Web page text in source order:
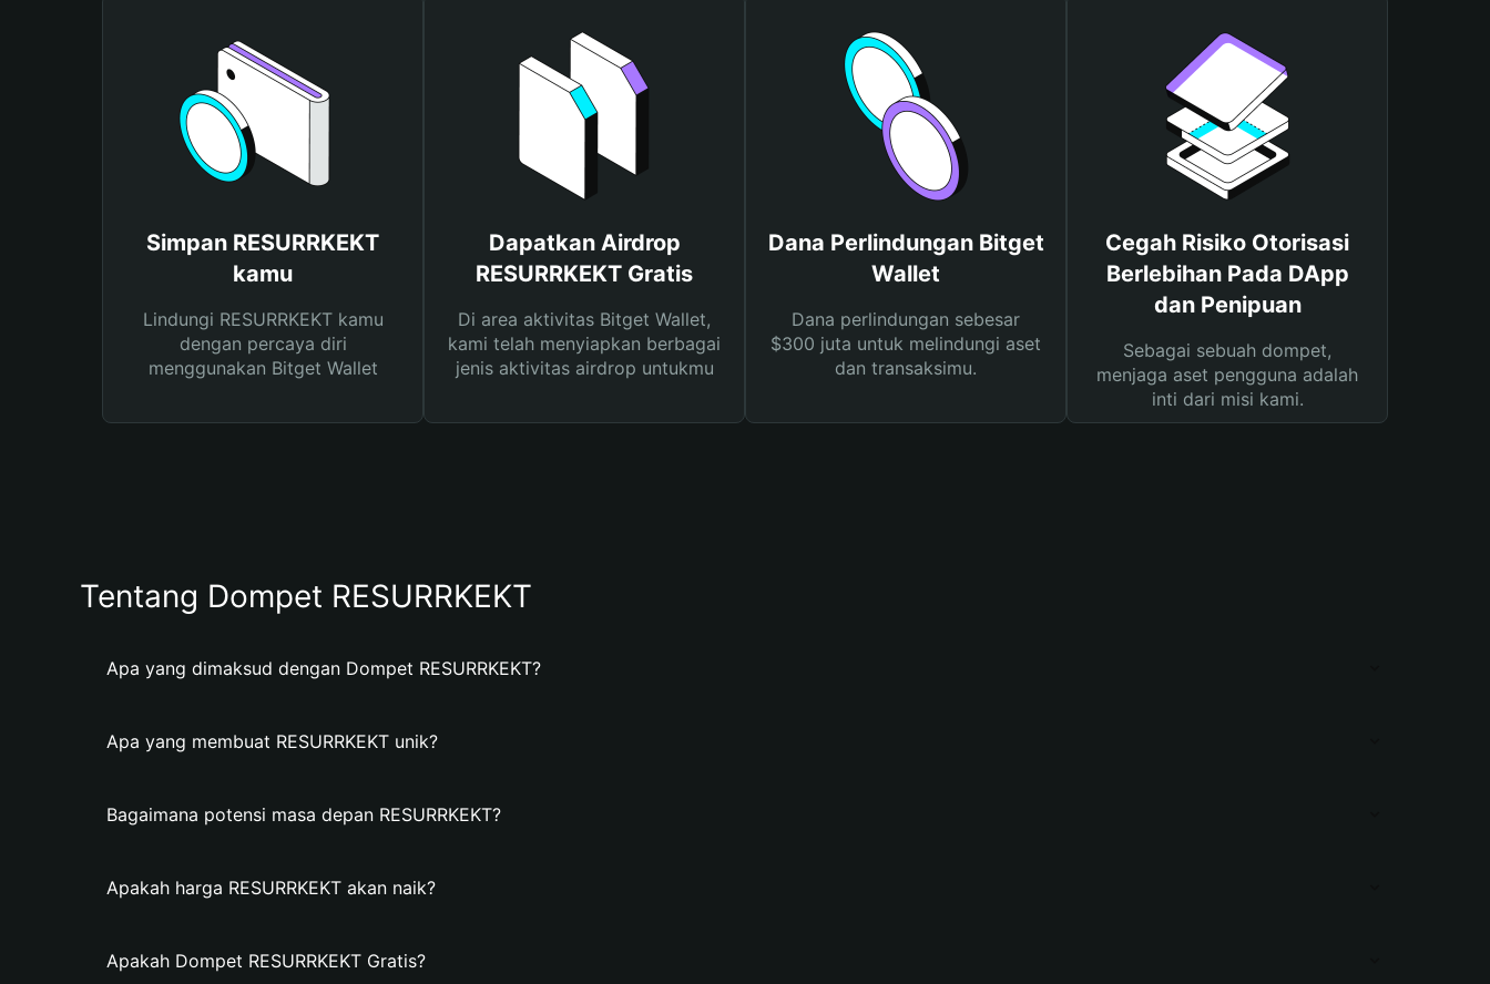
Simpan RESURRKEKT
kamu
Lindungi RESURRKEKT kamu
dengan percaya diri
menggunakan Bitget Wallet
Dapatkan Airdrop
RESURRKEKT Gratis
Di area aktivitas Bitget Wallet,
kami telah menyiapkan berbagai
jenis aktivitas airdrop untukmu
Dana Perlindungan Bitget
Wallet
Dana perlindungan sebesar
$300 juta untuk melindungi aset
dan transaksimu.
Cegah Risiko Otorisasi
Berlebihan Pada DApp
dan Penipuan
Sebagai sebuah dompet,
menjaga aset pengguna adalah
inti dari misi kami.
Tentang Dompet RESURRKEKT
Apa yang dimaksud dengan Dompet RESURRKEKT?
Apa yang membuat RESURRKEKT unik?
Bagaimana potensi masa depan RESURRKEKT?
Apakah harga RESURRKEKT akan naik?
Apakah Dompet RESURRKEKT Gratis?